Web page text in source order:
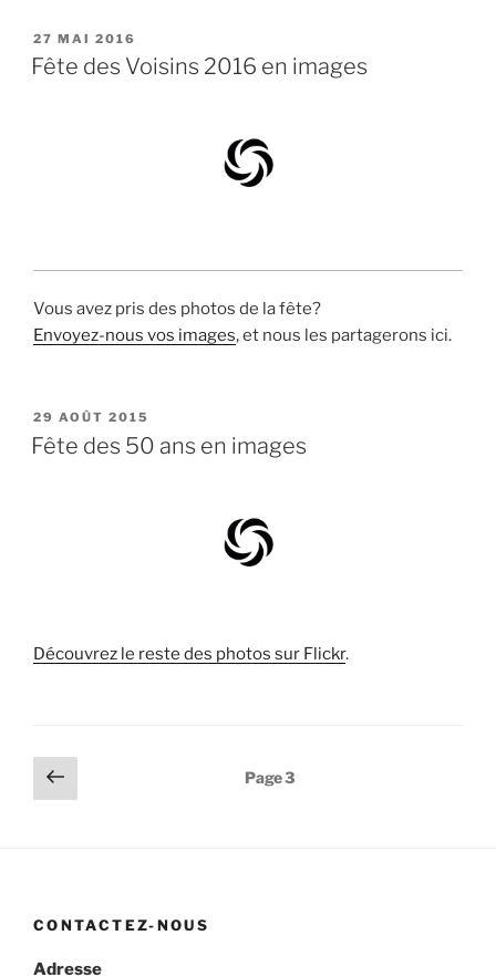
PUBLIÉ
LE
27 MAI 2016
Fête des Voisins 2016 en images
Vous avez pris des photos de la fête?
Envoyez-nous vos images, et nous les partagerons ici.
PUBLIÉ
LE
29 AOÛT 2015
Fête des 50 ans en images
Découvrez le reste des photos sur Flickr.
Pagination
des
Page
précédente
Page3
CONTACTEZ-NOUS
Adresse